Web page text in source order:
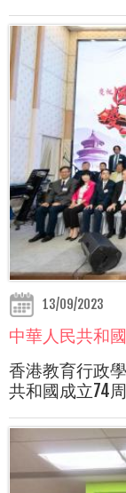
13/09/2023
中華人民共和
香港教育行政
共和國成立74